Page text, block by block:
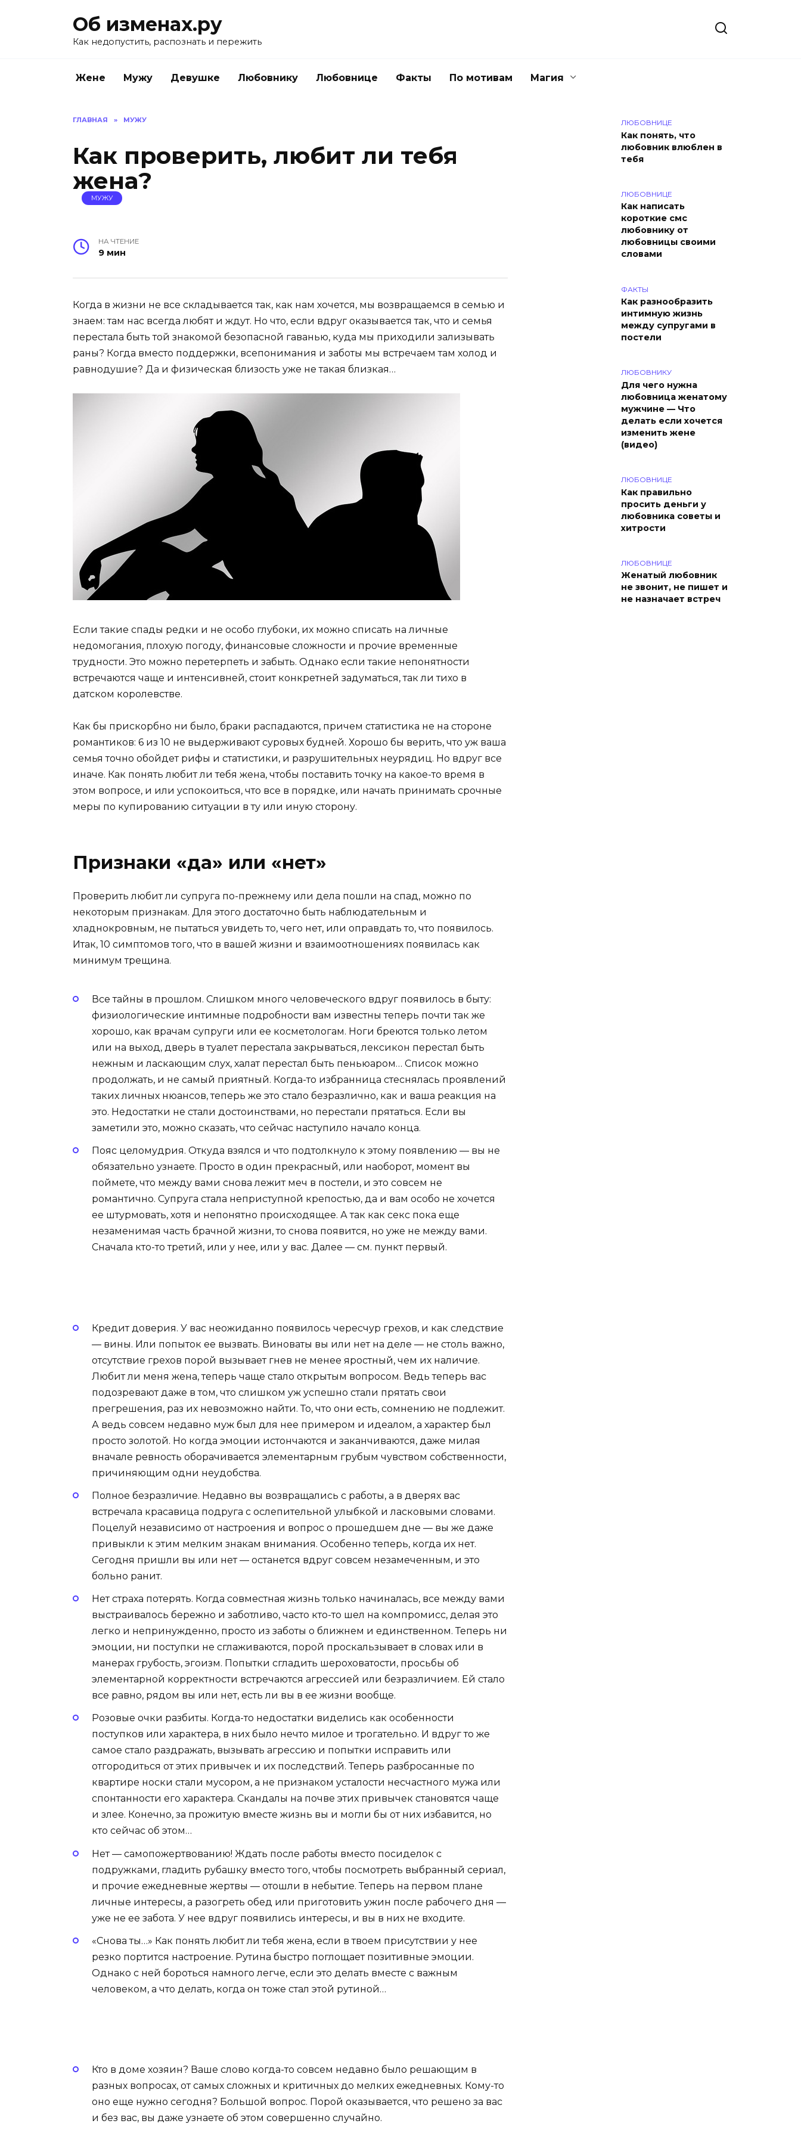
Об изменах.ру
Как недопустить, распознать и пережить
Жене Мужу Девушке Любовнику Любовнице Факты По мотивам Магия
ГЛАВНАЯ » МУЖУ
Как проверить, любит ли тебя
жена?
МУЖУ
НА ЧТЕНИЕ
9 мин
Когда в жизни не все складывается так, как нам хочется, мы возвращаемся в семью и
знаем: там нас всегда любят и ждут. Но что, если вдруг оказывается так, что и семья
перестала быть той знакомой безопасной гаванью, куда мы приходили зализывать
раны? Когда вместо поддержки, всепонимания и заботы мы встречаем там холод и
равнодушие? Да и физическая близость уже не такая близкая…
Если такие спады редки и не особо глубоки, их можно списать на личные
недомогания, плохую погоду, финансовые сложности и прочие временные
трудности. Это можно перетерпеть и забыть. Однако если такие непонятности
встречаются чаще и интенсивней, стоит конкретней задуматься, так ли тихо в
датском королевстве.
Как бы прискорбно ни было, браки распадаются, причем статистика не на стороне
романтиков: 6 из 10 не выдерживают суровых будней. Хорошо бы верить, что уж ваша
семья точно обойдет рифы и статистики, и разрушительных неурядиц. Но вдруг все
иначе. Как понять любит ли тебя жена, чтобы поставить точку на какое-то время в
этом вопросе, и или успокоиться, что все в порядке, или начать принимать срочные
меры по купированию ситуации в ту или иную сторону.
Признаки «да» или «нет»
Проверить любит ли супруга по-прежнему или дела пошли на спад, можно по
некоторым признакам. Для этого достаточно быть наблюдательным и
хладнокровным, не пытаться увидеть то, чего нет, или оправдать то, что появилось.
Итак, 10 симптомов того, что в вашей жизни и взаимоотношениях появилась как
минимум трещина.
Все тайны в прошлом. Слишком много человеческого вдруг появилось в быту:
физиологические интимные подробности вам известны теперь почти так же
хорошо, как врачам супруги или ее косметологам. Ноги бреются только летом
или на выход, дверь в туалет перестала закрываться, лексикон перестал быть
нежным и ласкающим слух, халат перестал быть пеньюаром… Список можно
продолжать, и не самый приятный. Когда-то избранница стеснялась проявлений
таких личных нюансов, теперь же это стало безразлично, как и ваша реакция на
это. Недостатки не стали достоинствами, но перестали прятаться. Если вы
заметили это, можно сказать, что сейчас наступило начало конца.
Пояс целомудрия. Откуда взялся и что подтолкнуло к этому появлению — вы не
обязательно узнаете. Просто в один прекрасный, или наоборот, момент вы
поймете, что между вами снова лежит меч в постели, и это совсем не
романтично. Супруга стала неприступной крепостью, да и вам особо не хочется
ее штурмовать, хотя и непонятно происходящее. А так как секс пока еще
незаменимая часть брачной жизни, то снова появится, но уже не между вами.
Сначала кто-то третий, или у нее, или у вас. Далее — см. пункт первый.
Кредит доверия. У вас неожиданно появилось чересчур грехов, и как следствие
— вины. Или попыток ее вызвать. Виноваты вы или нет на деле — не столь важно,
отсутствие грехов порой вызывает гнев не менее яростный, чем их наличие.
Любит ли меня жена, теперь чаще стало открытым вопросом. Ведь теперь вас
подозревают даже в том, что слишком уж успешно стали прятать свои
прегрешения, раз их невозможно найти. То, что они есть, сомнению не подлежит.
А ведь совсем недавно муж был для нее примером и идеалом, а характер был
просто золотой. Но когда эмоции истончаются и заканчиваются, даже милая
вначале ревность оборачивается элементарным грубым чувством собственности,
причиняющим одни неудобства.
Полное безразличие. Недавно вы возвращались с работы, а в дверях вас
встречала красавица подруга с ослепительной улыбкой и ласковыми словами.
Поцелуй независимо от настроения и вопрос о прошедшем дне — вы же даже
привыкли к этим мелким знакам внимания. Особенно теперь, когда их нет.
Сегодня пришли вы или нет — останется вдруг совсем незамеченным, и это
больно ранит.
Нет страха потерять. Когда совместная жизнь только начиналась, все между вами
выстраивалось бережно и заботливо, часто кто-то шел на компромисс, делая это
легко и непринужденно, просто из заботы о ближнем и единственном. Теперь ни
эмоции, ни поступки не сглаживаются, порой проскальзывает в словах или в
манерах грубость, эгоизм. Попытки сгладить шероховатости, просьбы об
элементарной корректности встречаются агрессией или безразличием. Ей стало
все равно, рядом вы или нет, есть ли вы в ее жизни вообще.
Розовые очки разбиты. Когда-то недостатки виделись как особенности
поступков или характера, в них было нечто милое и трогательно. И вдруг то же
самое стало раздражать, вызывать агрессию и попытки исправить или
отгородиться от этих привычек и их последствий. Теперь разбросанные по
квартире носки стали мусором, а не признаком усталости несчастного мужа или
спонтанности его характера. Скандалы на почве этих привычек становятся чаще
и злее. Конечно, за прожитую вместе жизнь вы и могли бы от них избавится, но
кто сейчас об этом…
Нет — самопожертвованию! Ждать после работы вместо посиделок с
подружками, гладить рубашку вместо того, чтобы посмотреть выбранный сериал,
и прочие ежедневные жертвы — отошли в небытие. Теперь на первом плане
личные интересы, а разогреть обед или приготовить ужин после рабочего дня —
уже не ее забота. У нее вдруг появились интересы, и вы в них не входите.
«Снова ты…» Как понять любит ли тебя жена, если в твоем присутствии у нее
резко портится настроение. Рутина быстро поглощает позитивные эмоции.
Однако с ней бороться намного легче, если это делать вместе с важным
человеком, а что делать, когда он тоже стал этой рутиной…
Кто в доме хозяин? Ваше слово когда-то совсем недавно было решающим в
разных вопросах, от самых сложных и критичных до мелких ежедневных. Кому-то
оно еще нужно сегодня? Большой вопрос. Порой оказывается, что решено за вас
и без вас, вы даже узнаете об этом совершенно случайно.
ЛЮБОВНИЦЕ
Как понять, что
любовник влюблен в
тебя
ЛЮБОВНИЦЕ
Как написать
короткие смс
любовнику от
любовницы своими
словами
ФАКТЫ
Как разнообразить
интимную жизнь
между супругами в
постели
ЛЮБОВНИКУ
Для чего нужна
любовница женатому
мужчине — Что
делать если хочется
изменить жене
(видео)
ЛЮБОВНИЦЕ
Как правильно
просить деньги у
любовника советы и
хитрости
ЛЮБОВНИЦЕ
Женатый любовник
не звонит, не пишет и
не назначает встреч